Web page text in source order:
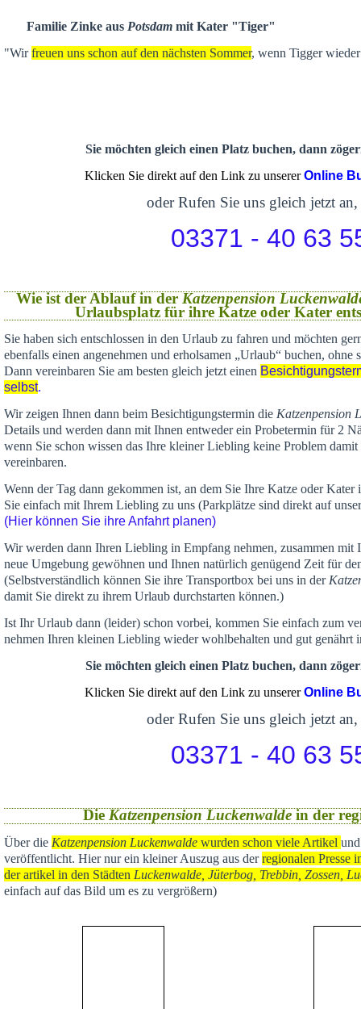
Familie Zinke aus Potsdam mit Kater "Tiger"
"Wirfreuen uns schon auf den nächsten Sommer, wenn Tigger
Sie möchten gleich einen Platz buchen, dann
Klicken Sie direkt auf den Link zu unsererOnline
oder Rufen Sie uns gleich jetzt an,
03371 - 40 63
Wie ist der Ablauf in der Katzenpension
Urlaubsplatz für ihre Katze oder Kater
Sie haben sich entschlossen in den Urlaub zu fahren und möchten
ebenfalls einen angenehmen und erholsamen „Urlaub“ buchen, ohne
Dann vereinbaren Sie am besten gleich jetzt einen
selbst.
Wir zeigen Ihnen dann beim Besichtigungstermin die Katzenpension
Details und werden dann mit Ihnen entweder ein Probetermin für 2
wenn Sie schon wissen das Ihre kleiner Liebling keine Problem
vereinbaren.
Wenn der Tag dann gekommen ist, an dem Sie Ihre Katze oder
Sie einfach mit Ihrem Liebling zu uns (Parkplätze sind direkt auf
(Hier können Sie ihre Anfahrt planen)
Wir werden dann Ihren Liebling in Empfang nehmen, zusammen mit
neue Umgebung gewöhnen und Ihnen natürlich genügend Zeit für
(Selbstverständlich können Sie ihre Transportbox bei uns in der
damit Sie direkt zu ihrem Urlaub durchstarten können.)
Ist Ihr Urlaub dann (leider) schon vorbei, kommen Sie einfach zum
nehmen Ihren kleinen Liebling wieder wohlbehalten und gut genährt
Sie möchten gleich einen Platz buchen, dann
Klicken Sie direkt auf den Link zu unsererOnline
oder Rufen Sie uns gleich jetzt an,
03371 - 40 63
Die Katzenpension Luckenwaldein der
Über die Katzenpension Luckenwalde wurden schon viele Artikel
veröffentlicht. Hier nur ein kleiner Auszug aus derregionalen Presse
der artikel in den Städten Luckenwalde, Jüterbog, Trebbin, Zossen,
einfach auf das Bild um es zu vergrößern)